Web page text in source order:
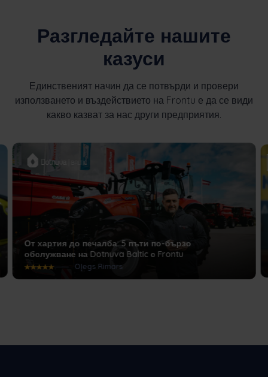
Разгледайте нашите
казуси
Единственият начин да се потвърди и провери
използването и въздействието на Frontu е да се види
какво казват за нас други предприятия.
От хартия до печалба: 5 пъти по-бързо
обслужване на Dotnuva Baltic с Frontu
Oļegs Rimars